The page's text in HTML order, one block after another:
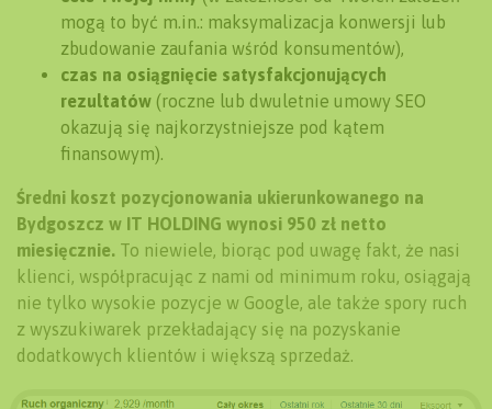
mogą to być m.in.: maksymalizacja konwersji lub
zbudowanie zaufania wśród konsumentów),
czas na osiągnięcie satysfakcjonujących
rezultatów (roczne lub dwuletnie umowy SEO
okazują się najkorzystniejsze pod kątem
finansowym).
Średni koszt pozycjonowania ukierunkowanego na
Bydgoszcz w IT HOLDING wynosi 950 zł netto
miesięcznie. To niewiele, biorąc pod uwagę fakt, że nasi
klienci, współpracując z nami od minimum roku, osiągają
nie tylko wysokie pozycje w Google, ale także spory ruch
z wyszukiwarek przekładający się na pozyskanie
dodatkowych klientów i większą sprzedaż.